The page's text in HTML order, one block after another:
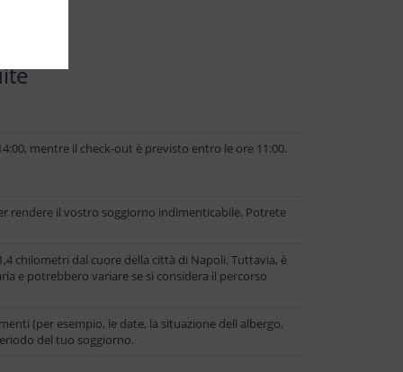
mentre il check-out è previsto entro le ore 11:00.
rendere il vostro soggiorno indimenticabile. Potrete
chilometri dal cuore della città di Napoli. Tuttavia, è
e potrebbero variare se si considera il percorso
(per esempio, le date, la situazione dell albergo,
del tuo soggiorno.